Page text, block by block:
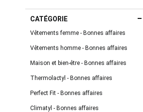
CATÉGORIE
Vêtements femme - Bonnes affaires
Vêtements homme - Bonnes affaires
Maison et bien-être - Bonnes affaires
Thermolactyl - Bonnes affaires
Perfect Fit - Bonnes affaires
Climatyl - Bonnes affaires